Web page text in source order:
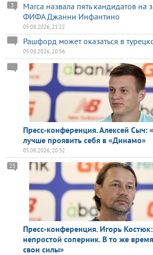
Marca назвала пять кандидатов на
ФИФА Джанни Инфантино
3
05.08.2026, 21:22
Рашфорд может оказаться в
05.08.2026, 20:56
Пресс-конференция. Алексей Сыч:
лучше проявить себя в «Динамо»
05.08.2026, 20:32
Пресс-конференция. Игорь
непростой соперник. В то же
свои силы»
23